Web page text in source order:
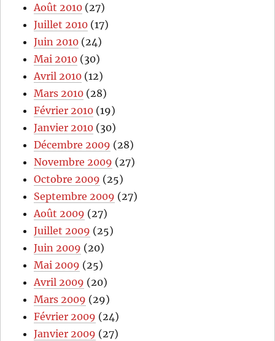
Août 2010 (27)
Juillet 2010 (17)
Juin 2010 (24)
Mai 2010 (30)
Avril 2010 (12)
Mars 2010 (28)
Février 2010 (19)
Janvier 2010 (30)
Décembre 2009 (28)
Novembre 2009 (27)
Octobre 2009 (25)
Septembre 2009 (27)
Août 2009 (27)
Juillet 2009 (25)
Juin 2009 (20)
Mai 2009 (25)
Avril 2009 (20)
Mars 2009 (29)
Février 2009 (24)
Janvier 2009 (27)